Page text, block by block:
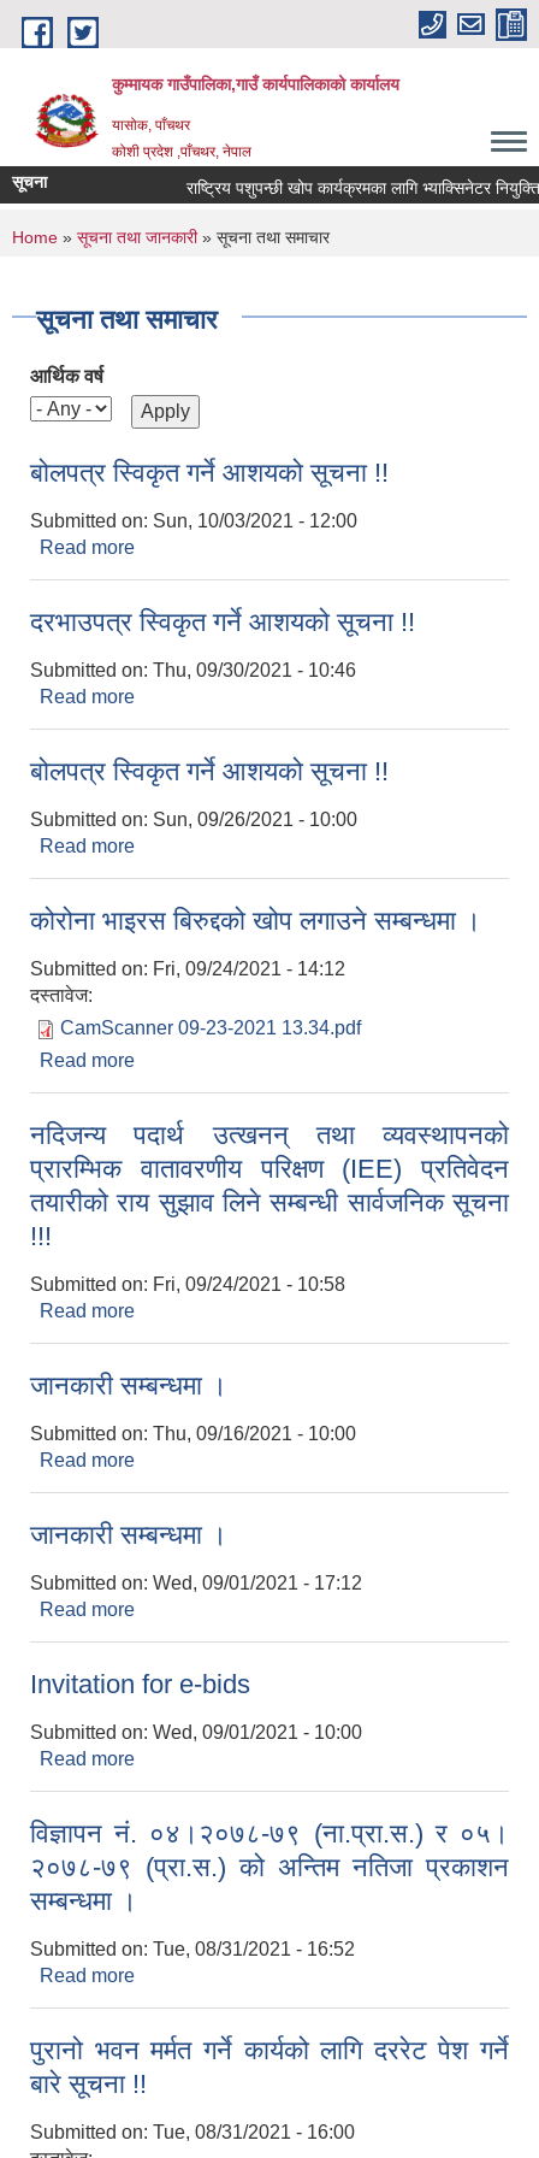
Skip to main content
कुम्मायक गाउँपालिका,गाउँ कार्यपालिकाको कार्यालय
यासोक, पाँचथर
कोशी प्रदेश ,पाँचथर, नेपाल
सूचना राष्ट्रिय पशुपन्छी खोप कार्यक्रमका लागि भ्याक्सिनेटर
You are here
Home » सूचना तथा जानकारी» सूचना तथा समाचार
सूचना तथा समाचार
आर्थिक वर्ष
बोलपत्र स्विकृत गर्ने आशयको सूचना !!
Submitted on: Sun, 10/03/2021 - 12:00
Read more
दरभाउपत्र स्विकृत गर्ने आशयको सूचना !!
Submitted on: Thu, 09/30/2021 - 10:46
Read more
बोलपत्र स्विकृत गर्ने आशयको सूचना !!
Submitted on: Sun, 09/26/2021 - 10:00
Read more
कोरोना भाइरस बिरुद्दको खोप लगाउने सम्बन्धमा ।
Submitted on: Fri, 09/24/2021 - 14:12
दस्तावेज:
CamScanner 09-23-2021 13.34.pdf
Read more
नदिजन्य पदार्थ उत्खनन् तथा व्यवस्थापनको
प्रारम्भिक वातावरणीय परिक्षण (IEE) प्रतिवेदन
तयारीको राय सुझाव लिने सम्बन्धी सार्वजनिक सूचना
!!!
Submitted on: Fri, 09/24/2021 - 10:58
Read more
जानकारी सम्बन्धमा ।
Submitted on: Thu, 09/16/2021 - 10:00
Read more
जानकारी सम्बन्धमा ।
Submitted on: Wed, 09/01/2021 - 17:12
Read more
Invitation for e-bids
Submitted on: Wed, 09/01/2021 - 10:00
Read more
विज्ञापन नं. ०४।२०७८-७९ (ना.प्रा.स.) र ०५।
२०७८-७९ (प्रा.स.) को अन्तिम नतिजा प्रकाशन
सम्बन्धमा ।
Submitted on: Tue, 08/31/2021 - 16:52
Read more
पुरानो भवन मर्मत गर्ने कार्यको लागि दररेट पेश गर्ने
बारे सूचना !!
Submitted on: Tue, 08/31/2021 - 16:00